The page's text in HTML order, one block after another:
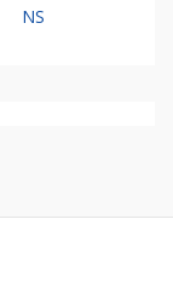
NS